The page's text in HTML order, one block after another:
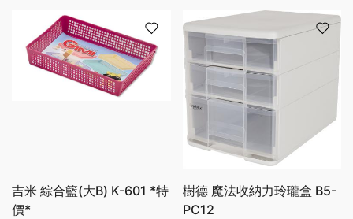
吉米 綜合籃(大B) K-601 *特
價*
樹德 魔法收納力玲瓏盒 B5-
PC12